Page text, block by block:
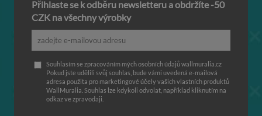
Přihlaste se k odběru newsletteru a obdržíte -50
CZK na všechny výrobky
Souhlasím se zpracováním mých osobních údajů wallmuralia.cz
Pokud jste udělili svůj souhlas, bude vámi uvedená e-mailová
adresa použita pro marketingové účely vašich vlastních produktů
WallMuralia. Souhlas lze kdykoli odvolat, například kliknutím na
odkaz ve zpravodaji.